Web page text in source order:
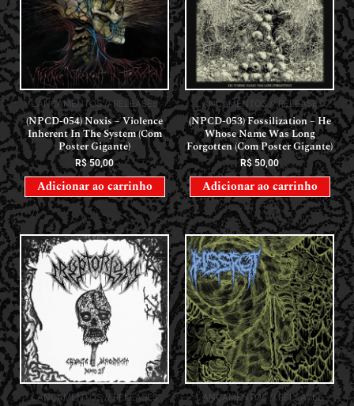
LANÇAMENTOS // RELEASES
(NPCD-054) Noxis – Violence
Inherent In The System (Com
Poster Gigante)
R$50,00
Adicionar ao carrinho
LANÇAMENTOS // RELEASES
(NPCD-053) Fossilization – He
Whose Name Was Long
Forgotten (Com Poster Gigante)
R$ 50,00
Adicionar ao carrinho
LANÇAMENTOS // RELEASES LANÇAMENTOS // RELEASES